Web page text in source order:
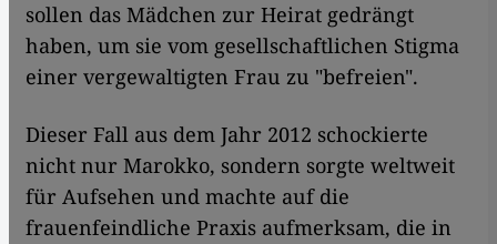
sollen das Mädchen zur Heirat gedrängt
haben, um sie vom gesellschaftlichen Stigma
einer vergewaltigten Frau zu "befreien".
Dieser Fall aus dem Jahr 2012 schockierte
nicht nur Marokko, sondern sorgte weltweit
für Aufsehen und machte auf die
frauenfeindliche Praxis aufmerksam, die in